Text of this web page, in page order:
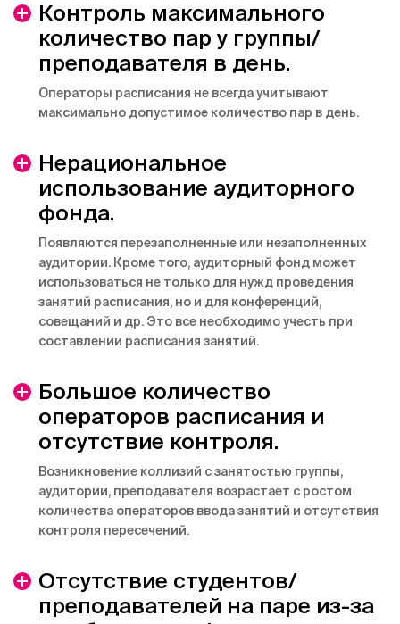
Контроль максимального
количество пар у группы/
преподавателя в день.
Операторы расписания не всегда учитывают
максимально допустимое количество пар в день.
Нерациональное
использование аудиторного
фонда.
Появляются перезаполненные или незаполненных
аудитории. Кроме того, аудиторный фонд может
использоваться не только для нужд проведения
занятий расписания, но и для конференций,
совещаний и др. Это все необходимо учесть при
составлении расписания занятий.
Большое количество
операторов расписания и
отсутствие контроля.
Возникновение коллизий с занятостью группы,
аудитории, преподавателя возрастает с ростом
количества операторов ввода занятий и отсутствия
контроля пересечений.
Отсутствие студентов/
преподавателей на паре из-за